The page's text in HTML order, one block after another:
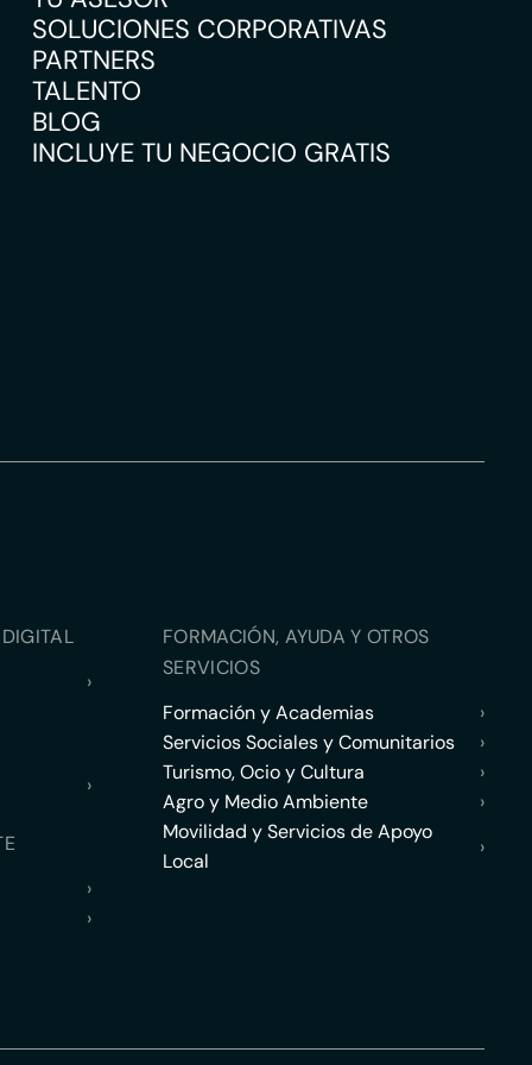
SOLUCIONES CORPORATIVAS
PARTNERS
TALENTO
BLOG
INCLUYE TU NEGOCIO GRATIS
›
›
›
›
FORMACIÓN, AYUDA Y OTROS
SERVICIOS
Formación y Academias
›
Servicios Sociales y Comunitarios
›
Turismo, Ocio y Cultura
›
Agro y Medio Ambiente
›
Movilidad y Servicios de Apoyo
Local
›